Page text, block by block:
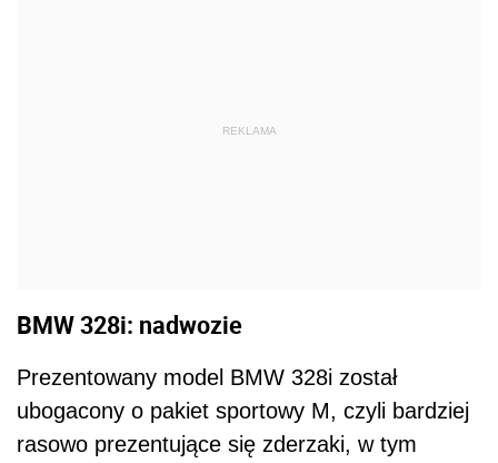
REKLAMA
BMW 328i: nadwozie
Prezentowany model BMW 328i został
ubogacony o pakiet sportowy M, czyli bardziej
rasowo prezentujące się zderzaki, w tym